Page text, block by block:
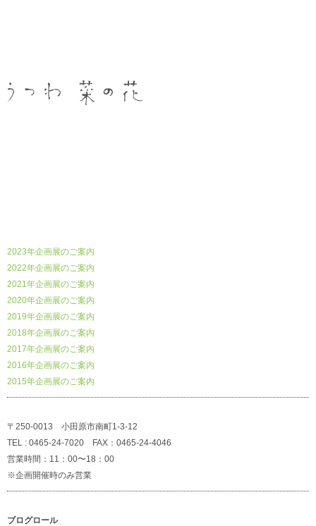
2023年企画展のご案内
2022年企画展のご案内
2021年企画展のご案内
2020年企画展のご案内
2019年企画展のご案内
2018年企画展のご案内
2017年企画展のご案内
2016年企画展のご案内
2015年企画展のご案内
〒250-0013 小田原市南町1-3-12
TEL : 0465-24-7020 FAX：0465-24-4046
営業時間：11：00〜18：00
※企画開催時のみ営業
ブログロール